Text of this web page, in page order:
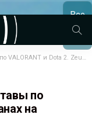
Все
МАТЧИ
и Dota 2. Zeus о планах на будущее
по
на